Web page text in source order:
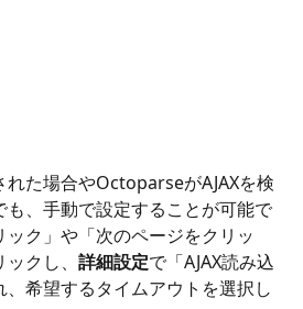
れた場合やOctoparseがAJAXを検
も、手動で設定することが可能で
ク」や「次のページをクリッ
クし、 詳細設定で「AJAX読み込
希望するタイムアウトを選択し